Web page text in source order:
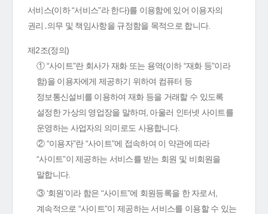
서비스(이하 “서비스”라 한다)를 이용함에 있어 이용자의
권리․의무 및 책임사항을 규정함을 목적으로 합니다.
제2조(정의)
① “사이트”란 회사가 재화 또는 용역(이하 “재화 등”이라
함)을 이용자에게 제공하기 위하여 컴퓨터 등
정보통신설비를 이용하여 재화 등을 거래할 수 있도록
설정한 가상의 영업장을 말하며, 아울러 인터넷 사이트를
운영하는 사업자의 의미로도 사용합니다.
② “이용자”란 “사이트”에 접속하여 이 약관에 따라
“사이트”이 제공하는 서비스를 받는 회원 및 비회원을
말합니다.
③ ‘회원’이라 함은 “사이트”에 회원등록을 한 자로서,
계속적으로 “사이트”이 제공하는 서비스를 이용할 수 있는